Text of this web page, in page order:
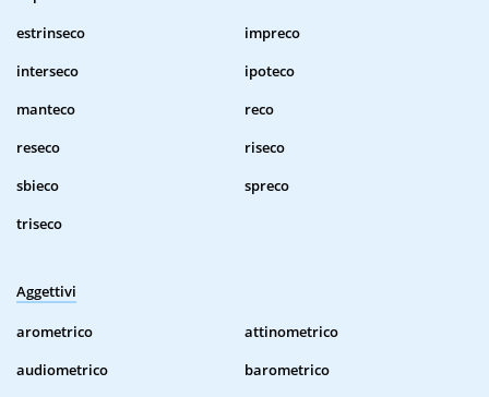
estrinseco
impreco
interseco
ipoteco
manteco
reco
reseco
riseco
sbieco
spreco
triseco
Aggettivi
arometrico
attinometrico
audiometrico
barometrico